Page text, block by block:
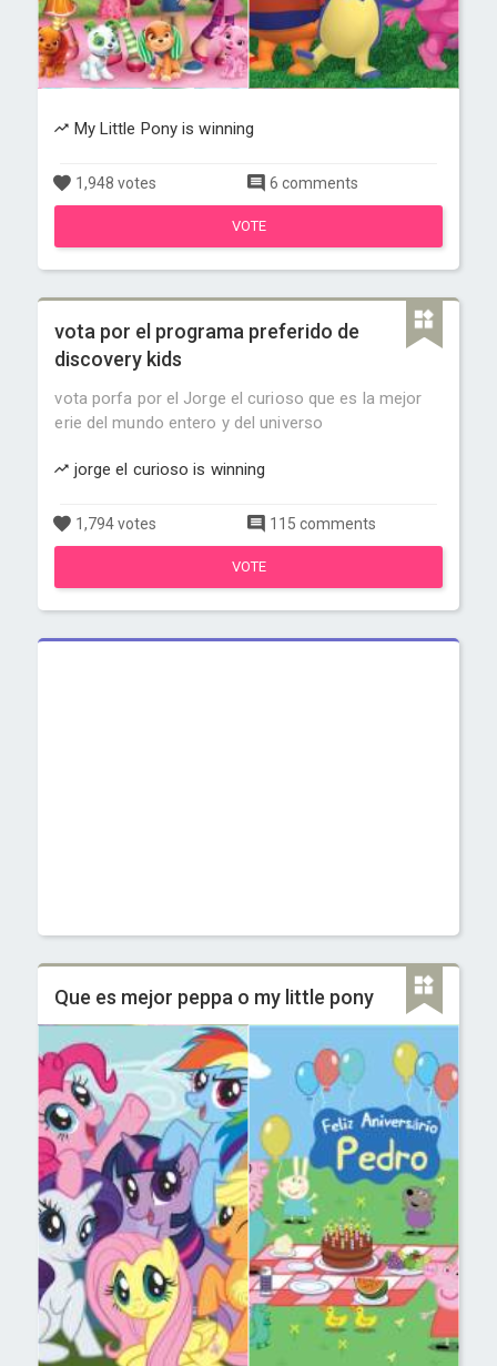
My Little Pony is winning
1,948 votes 6 comments
VOTE
vota por el programa preferido de
discovery kids
vota porfa por el Jorge el curioso que es la mejor
erie del mundo entero y del universo
jorge el curioso is winning
1,794 votes 115 comments
VOTE
Que es mejor peppa o my little pony